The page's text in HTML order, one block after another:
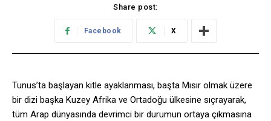
Share post:
Facebook X
Tunus’ta başlayan kitle ayaklanması, başta Mısır olmak üzere
bir dizi başka Kuzey Afrika ve Ortadoğu ülkesine sıçrayarak,
tüm Arap dünyasında devrimci bir durumun ortaya çıkmasına